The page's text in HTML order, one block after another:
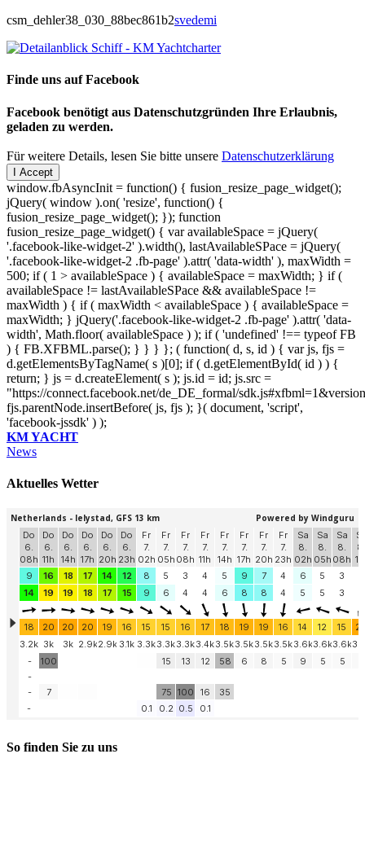
csm_dehler38_030_88bec861b2svedemi
Finde uns auf Facebook
Facebook benötigt aus Datenschutzgründen Ihre Erlaubnis,
geladen zu werden.
Für weitere Details, lesen Sie bitte unsere Datenschutzerklärung
I Accept
window.fbAsyncInit = function() { fusion_resize_page_widget();
jQuery( window ).on( 'resize', function() {
fusion_resize_page_widget(); }); function
fusion_resize_page_widget() { var availableSpace = jQuery(
'.facebook-like-widget-2' ).width(), lastAvailableSPace = jQuery(
'.facebook-like-widget-2 .fb-page' ).attr( 'data-width' ), maxWidth =
500; if ( 1 > availableSpace ) { availableSpace = maxWidth; } if (
availableSpace != lastAvailableSPace && availableSpace !=
maxWidth ) { if ( maxWidth < availableSpace ) { availableSpace =
maxWidth; } jQuery('.facebook-like-widget-2 .fb-page' ).attr( 'data-
width', Math.floor( availableSpace ) ); if ( 'undefined' !== typeof FB
) { FB.XFBML.parse(); } } } }; ( function( d, s, id ) { var js, fjs =
d.getElementsByTagName( s )[0]; if ( d.getElementById( id ) ) {
return; } js = d.createElement( s ); js.id = id; js.src =
"https://connect.facebook.net/de_DE_formal/
fjs.parentNode.insertBefore( js, fjs ); }( document, 'script',
'facebook-jssdk' ) );
KM YACHT
News
Aktuelles Wetter
So finden Sie zu uns